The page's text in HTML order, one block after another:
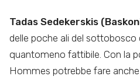
Tadas Sedekerskis
delle poche ali del
quantomeno fattibile. Con la
Hommes potrebbe fare